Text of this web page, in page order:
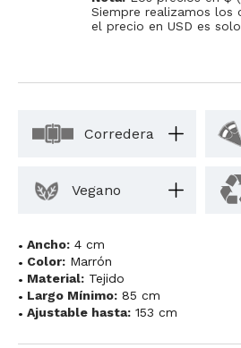
Siempre realizamos los
el precio en USD es
Corredera
Vegano
Ancho: 4 cm
Color: Marrón
Material: Tejido
Largo Mínimo: 85 cm
Ajustable hasta: 153 cm